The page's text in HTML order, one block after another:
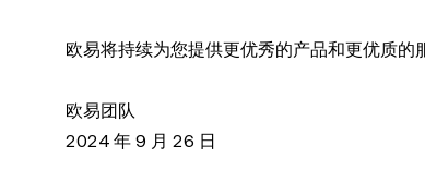
欧易将持续为您提供更优秀的产品和更优质的
欧易团队
2024 年 9 月 26 日